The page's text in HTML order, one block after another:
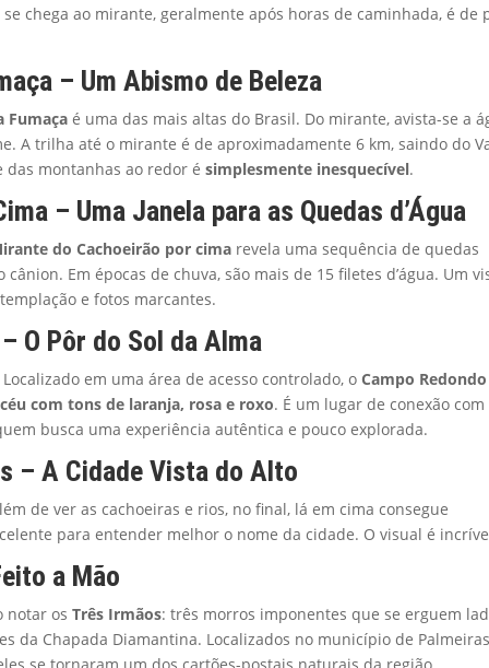
chega ao mirante, geralmente após horas de caminhada, é de
– Um Abismo de Beleza
Fumaça é uma das mais altas do Brasil. Do mirante, avista-se a
A trilha até o mirante é de aproximadamente 6 km, saindo do
das montanhas ao redor ésimplesmente inesquecível.
– Uma Janela para as Quedas d’Água
do Cachoeirão por cima revela uma sequência de quedas
Em épocas de chuva, são mais de 15 filetes d’água. Um
e fotos marcantes.
O Pôr do Sol da Alma
em uma área de acesso controlado, oCampo Redondo
com tons de laranja, rosa e roxo. É um lugar de conexão com
busca uma experiência autêntica e pouco explorada.
– A Cidade Vista do Alto
de ver as cachoeiras e rios, no final, lá em cima consegue
para entender melhor o nome da cidade. O visual é
a Mão
notar osTrês Irmãos: três morros imponentes que se erguem
da Chapada Diamantina. Localizados no município de